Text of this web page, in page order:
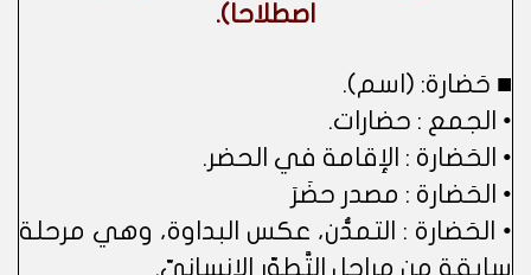
اصطلاحا).
■ حَضارة: (اسم).
• الجمع : حضارات.
• الحَضارة : الإقامة في الحضر.
• الحَضارة : مصدر حضَرَ
• الحَضارة : التمدُّن، عكس البداوة، وهي مرحلة
سابقة من مراحل التَّطوّر الإنسانيّ.